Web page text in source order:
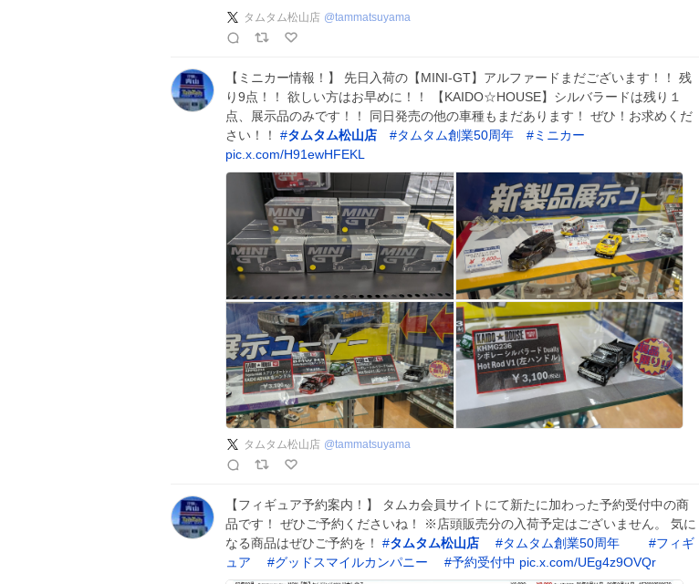
タムタム松山店 @tammatsuyama
【ミニカー情報！】 先日入荷の【MINI-GT】アルファードまだございます！！ 残
り9点！！ 欲しい方はお早めに！！ 【KAIDO☆HOUSE】シルバラードは残り１
点、展示品のみです！！ 同日発売の他の車種もまだあります！ ぜひ！お求めくだ
さい！！ #タムタム松山店 #タムタム創業50周年 #ミニカー
pic.x.com/H91ewHFEKL
タムタム松山店 @tammatsuyama
【フィギュア予約案内！】 タムカ会員サイトにて新たに加わった予約受付中の商
品です！ ぜひご予約くださいね！ ※店頭販売分の入荷予定はございません。 気に
なる商品はぜひご予約を！ #タムタム松山店 #タムタム創業50周年 #フィギ
ュア
#グッドスマイルカンパニー #予約受付中 pic.x.com/UEg4z9OVQr